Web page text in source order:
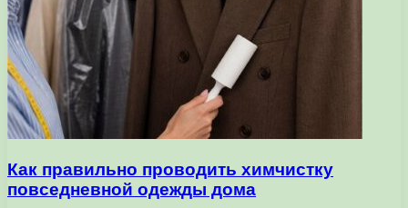
Как правильно проводить химчистку
повседневной одежды дома